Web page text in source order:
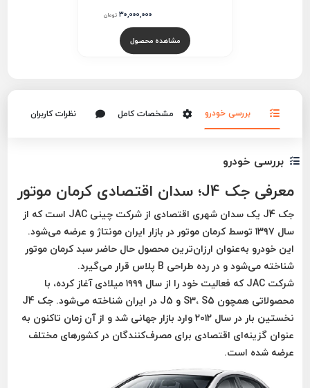
30,000,000 تومان
مشاهده محصول
بررسی خودرو مشخصات کامل نظرات کاربران
بررسی خودرو
معرفی جک J4؛ سدان اقتصادی کرمان موتور
جک J4 یک سدان شهری اقتصادی از شرکت چینی JAC است که از
سال ۱۳۹۷ توسط کرمان موتور در بازار ایران مونتاژ و عرضه می‌شود.
این خودرو به‌عنوان ارزان‌ترین محصول حال حاضر سبد کرمان موتور
شناخته می‌شود و در رده طراحی B پلاس قرار می‌گیرد.
شرکت JAC که فعالیت خود را از سال ۱۹۹۹ میلادی آغاز کرده، با
محصولاتی همچون S3، S5 و J5 در ایران شناخته می‌شود. جک J4
نخستین بار در سال ۲۰۱۲ وارد بازار جهانی شد و از آن زمان تاکنون به
عنوان گزینه‌ای اقتصادی برای مصرف‌کنندگان در کشورهای مختلف
عرضه شده است.